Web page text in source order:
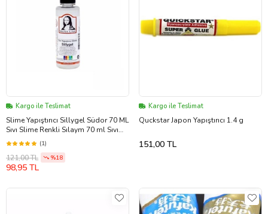
Kargo ile Teslimat
Slime Yapıştırıcı Sillygel Südor 70 ML
Sıvı Slime Renkli Sılaym 70 ml Sıvı
Sillygel Silijel (Beyaz)
(1)
121,00 TL %18
98,95 TL
Kargo ile Teslimat
Quckstar Japon Yapıştırıcı 1.4 g
151,00 TL